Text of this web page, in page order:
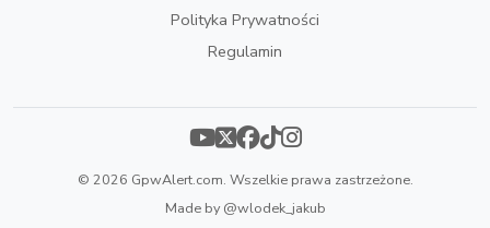
Polityka Prywatności
Regulamin
© 2026 GpwAlert.com. Wszelkie prawa zastrzeżone.
Made by@wlodek_jakub